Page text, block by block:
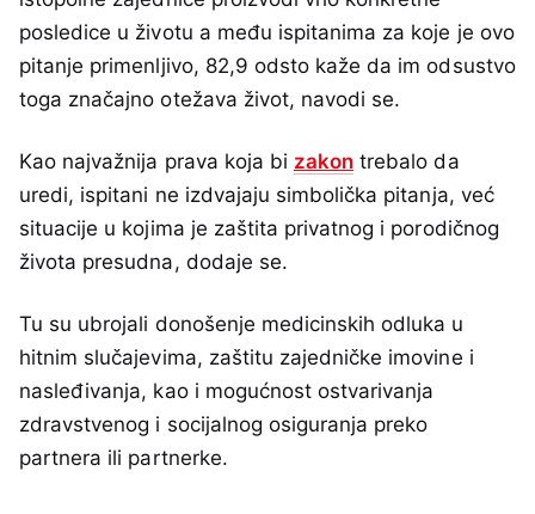
posledice u životu a među ispitanima za koje je ovo
pitanje primenljivo, 82,9 odsto kaže da im odsustvo
toga značajno otežava život, navodi se.
Kao najvažnija prava koja bi zakon trebalo da
uredi, ispitani ne izdvajaju simbolička pitanja, već
situacije u kojima je zaštita privatnog i porodičnog
života presudna, dodaje se.
Tu su ubrojali donošenje medicinskih odluka u
hitnim slučajevima, zaštitu zajedničke imovine i
nasleđivanja, kao i mogućnost ostvarivanja
zdravstvenog i socijalnog osiguranja preko
partnera ili partnerke.